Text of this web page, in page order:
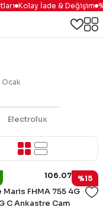
Kolay İade & Değişim
Ocak
Electrolux
%15
106.0734.779
Maris FHMA 755 4G
C Ankastre Cam